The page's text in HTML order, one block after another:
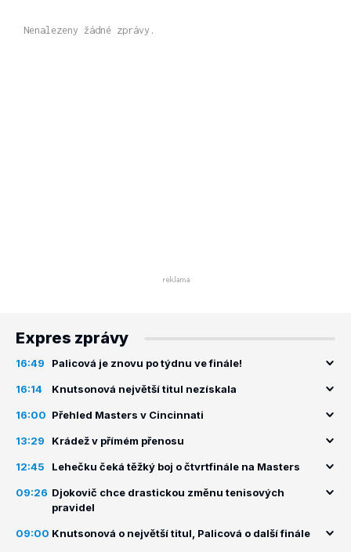
Nenalezeny žádné zprávy.
Expres zprávy
16:49 Palicová je znovu po týdnu ve finále!
16:14 Knutsonová největší titul nezískala
16:00 Přehled Masters v Cincinnati
13:29 Krádež v přímém přenosu
12:45 Lehečku čeká těžký boj o čtvrtfinále na Masters
09:26 Djokovič chce drastickou změnu tenisových
pravidel
09:00 Knutsonová o největší titul, Palicová o další finále